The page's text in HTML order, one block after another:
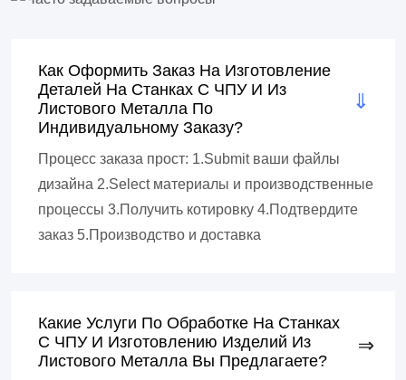
Как Оформить Заказ На Изготовление
Деталей На Станках С ЧПУ И Из
Листового Металла По
Индивидуальному Заказу?
Процесс заказа прост: 1.Submit ваши файлы
дизайна 2.Select материалы и производственные
процессы 3.Получить котировку 4.Подтвердите
заказ 5.Производство и доставка
Какие Услуги По Обработке На Станках
С ЧПУ И Изготовлению Изделий Из
Листового Металла Вы Предлагаете?